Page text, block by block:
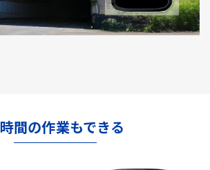
間の作業もできる